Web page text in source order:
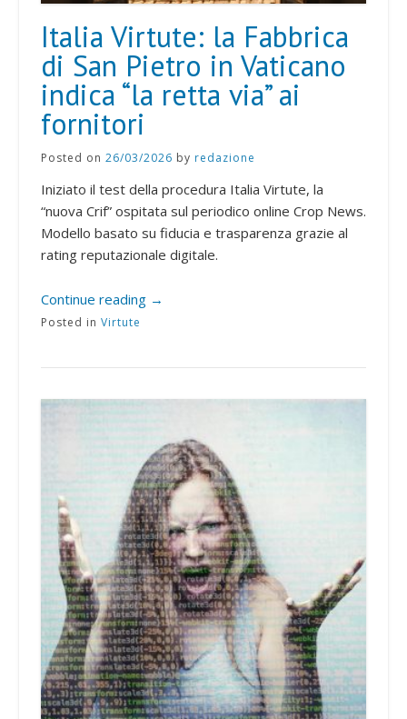
Italia Virtute: la Fabbrica
di San Pietro in Vaticano
indica “la retta via” ai
fornitori
Posted on 26/03/2026 by redazione
Iniziato il test della procedura Italia Virtute, la
“nuova Crif” ospitata sul periodico online Crop News.
Modello basato su fiducia e trasparenza grazie al
rating reputazionale digitale.
Continue reading →
Posted in Virtute